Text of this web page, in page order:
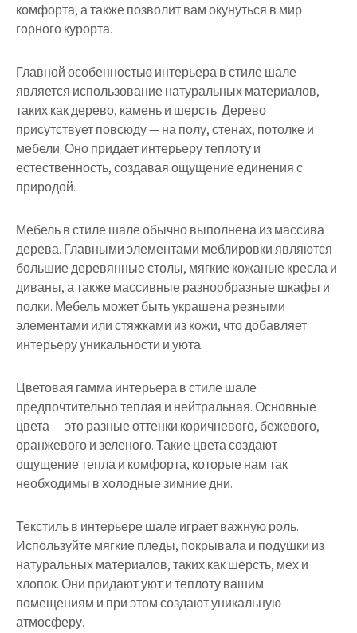
комфорта, а также позволит вам окунуться в мир
горного курорта.
Главной особенностью интерьера в стиле шале
является использование натуральных материалов,
таких как дерево, камень и шерсть. Дерево
присутствует повсюду — на полу, стенах, потолке и
мебели. Оно придает интерьеру теплоту и
естественность, создавая ощущение единения с
природой.
Мебель в стиле шале обычно выполнена из массива
дерева. Главными элементами меблировки являются
большие деревянные столы, мягкие кожаные кресла и
диваны, а также массивные разнообразные шкафы и
полки. Мебель может быть украшена резными
элементами или стяжками из кожи, что добавляет
интерьеру уникальности и уюта.
Цветовая гамма интерьера в стиле шале
предпочтительно теплая и нейтральная. Основные
цвета — это разные оттенки коричневого, бежевого,
оранжевого и зеленого. Такие цвета создают
ощущение тепла и комфорта, которые нам так
необходимы в холодные зимние дни.
Текстиль в интерьере шале играет важную роль.
Используйте мягкие пледы, покрывала и подушки из
натуральных материалов, таких как шерсть, мех и
хлопок. Они придают уют и теплоту вашим
помещениям и при этом создают уникальную
атмосферу.